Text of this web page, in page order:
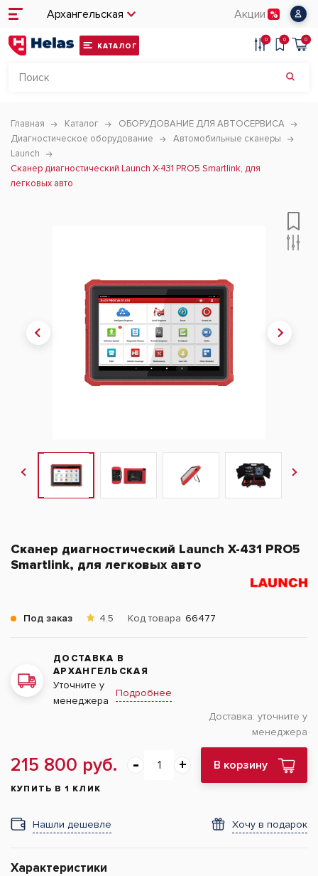
Архангельская Акции
КАТАЛОГ
0 0 0
Главная Каталог
ОБОРУДОВАНИЕ ДЛЯ АВТОСЕРВИСА
Диагностическое оборудование
Автомобильные сканеры
Launch
Сканер диагностический Launch X-431 PRO5 Smartlink, для
легковых авто
Сканер диагностический Launch X-431 PRO5
Smartlink, для легковых авто
Под заказ 4.5 Код товара 66477
ДОСТАВКА В
АРХАНГЕЛЬСКАЯ
Уточните у
менеджера
Подробнее
Доставка: уточните у
менеджера
215 800 руб. В корзину
КУПИТЬ В 1 КЛИК
Нашли дешевле Хочу в подарок
Характеристики